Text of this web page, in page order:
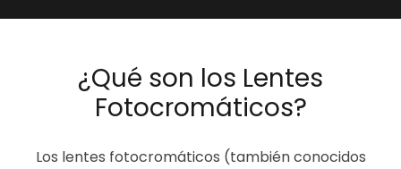
¿Qué son los Lentes
Fotocromáticos?
Los lentes fotocromáticos (también conocidos